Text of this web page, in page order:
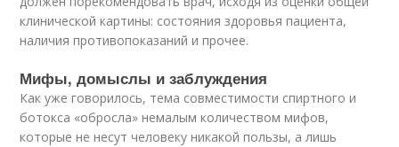
клинической картины: состояния здоровья пациента,
наличия противопоказаний и прочее.
Мифы, домыслы и заблуждения
Как уже говорилось, тема совместимости спиртного и
ботокса «обросла» немалым количеством мифов,
которые не несут человеку никакой пользы, а лишь